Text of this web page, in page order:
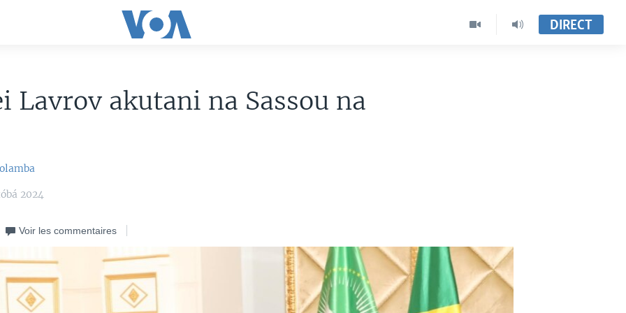
DIRECT
Lavrov akutani na Sassou na
2024
Voir les commentaires